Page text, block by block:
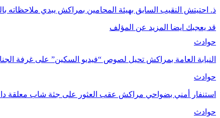
ذ. احتيتش النقيب السابق بهيئة المحامين بمراكش يبدي ملاحظاته
قد يعجبك ايضا المزيد عن المؤلف
حوادث
النيابة العامة بمراكش تحيل لصوص “فيديو السكين” على غرفة
حوادث
استنفار أمني بضواحي مراكش عقب العثور على جثة شاب معلقة
حوادث